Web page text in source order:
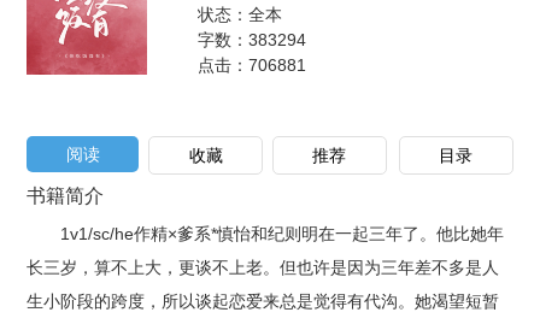
状态：全本
字数：383294
点击： 706881
阅读 收藏 推荐 目录
书籍简介
1v1/sc/he作精×爹系*慎怡和纪则明在一起三年了。他比她年
长三岁，算不上大，更谈不上老。但也许是因为三年差不多是人
生小阶段的跨度，所以谈起恋爱来总是觉得有代沟。她渴望短暂